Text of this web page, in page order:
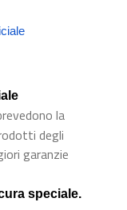
la
degli
garanzie
speciale.